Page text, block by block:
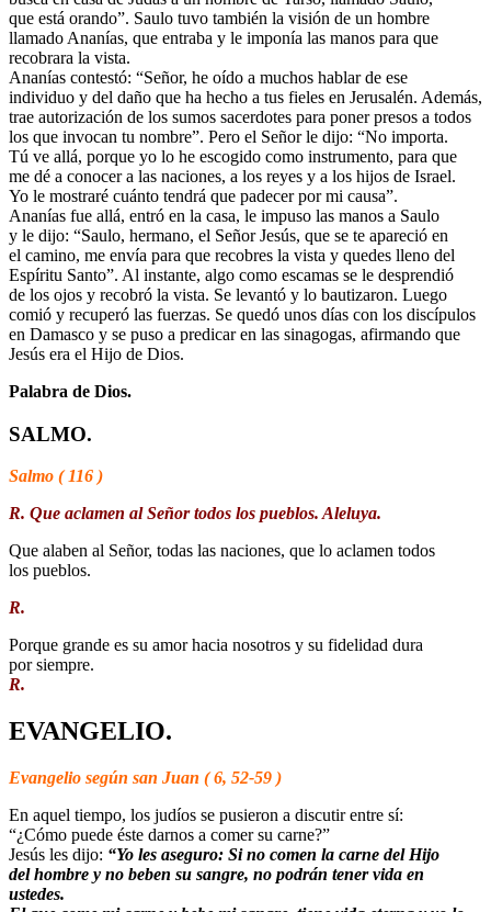
que está orando”. Saulo tuvo también la visión de un hombre
llamado Ananías, que entraba y le imponía las manos para que
recobrara la vista.
Ananías contestó: “Señor, he oído a muchos hablar de ese
individuo y del daño que ha hecho a tus fieles en Jerusalén. Además,
trae autorización de los sumos sacerdotes para poner presos a todos
los que invocan tu nombre”. Pero el Señor le dijo: “No importa.
Tú ve allá, porque yo lo he escogido como instrumento, para que
me dé a conocer a las naciones, a los reyes y a los hijos de Israel.
Yo le mostraré cuánto tendrá que padecer por mi causa”.
Ananías fue allá, entró en la casa, le impuso las manos a Saulo
y le dijo: “Saulo, hermano, el Señor Jesús, que se te apareció en
el camino, me envía para que recobres la vista y quedes lleno del
Espíritu Santo”. Al instante, algo como escamas se le desprendió
de los ojos y recobró la vista. Se levantó y lo bautizaron. Luego
comió y recuperó las fuerzas. Se quedó unos días con los discípulos
en Damasco y se puso a predicar en las sinagogas, afirmando que
Jesús era el Hijo de Dios.
Palabra de Dios.
SALMO.
Salmo ( 116 )
R. Que aclamen al Señor todos los pueblos. Aleluya.
Que alaben al Señor, todas las naciones, que lo aclamen todos
los pueblos.
R.
Porque grande es su amor hacia nosotros y su fidelidad dura
por siempre.
R.
EVANGELIO.
Evangelio según san Juan ( 6, 52-59 )
En aquel tiempo, los judíos se pusieron a discutir entre sí:
“¿Cómo puede éste darnos a comer su carne?”
Jesús les dijo: “Yo les aseguro: Si no comen la carne del Hijo
del hombre y no beben su sangre, no podrán tener vida en
ustedes.